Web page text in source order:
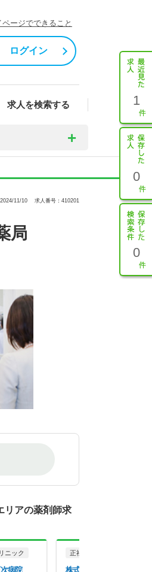
ページでできること
ログイン
求人を検索する 1
0
0
2024/11/10 求人番号：410201
局
リアの薬剤師求
ニック
病院
正社員
株式会社西日本調剤 し